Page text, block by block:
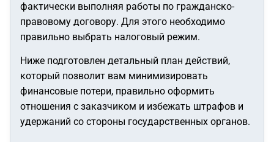
фактически выполняя работы по гражданско-
правовому договору. Для этого необходимо
правильно выбрать налоговый режим.
Ниже подготовлен детальный план действий,
который позволит вам минимизировать
финансовые потери, правильно оформить
отношения с заказчиком и избежать штрафов и
удержаний со стороны государственных органов.